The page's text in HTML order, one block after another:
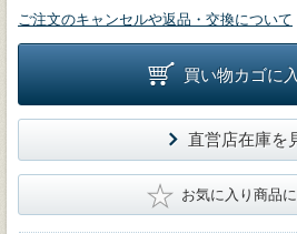
ご注文のキャンセルや返品・交換について
買い物カゴに
直営店在庫を
★ お気に入り商品